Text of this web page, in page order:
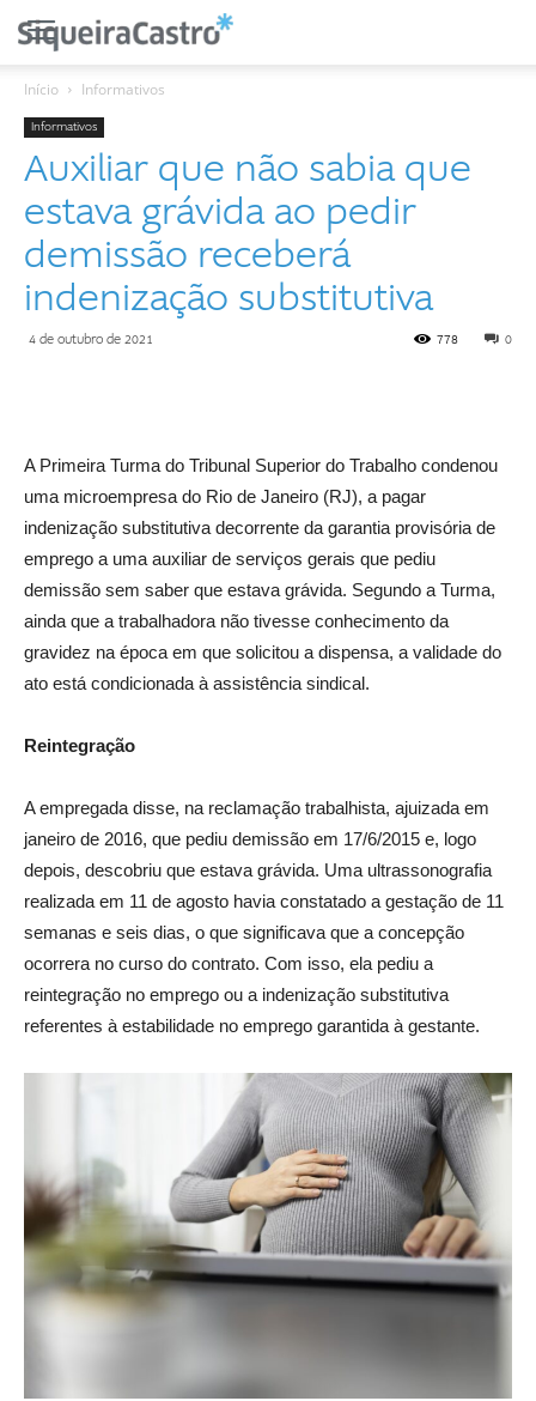
Início Informativos
Informativos
Auxiliar que não sabia que
estava grávida ao pedir
demissão receberá
indenização substitutiva
4 de outubro de 2021 0
778
A Primeira Turma do Tribunal Superior do Trabalho condenou
uma microempresa do Rio de Janeiro (RJ), a pagar
indenização substitutiva decorrente da garantia provisória de
emprego a uma auxiliar de serviços gerais que pediu
demissão sem saber que estava grávida. Segundo a Turma,
ainda que a trabalhadora não tivesse conhecimento da
gravidez na época em que solicitou a dispensa, a validade do
ato está condicionada à assistência sindical.
Reintegração
A empregada disse, na reclamação trabalhista, ajuizada em
janeiro de 2016, que pediu demissão em 17/6/2015 e, logo
depois, descobriu que estava grávida. Uma ultrassonografia
realizada em 11 de agosto havia constatado a gestação de 11
semanas e seis dias, o que significava que a concepção
ocorrera no curso do contrato. Com isso, ela pediu a
reintegração no emprego ou a indenização substitutiva
referentes à estabilidade no emprego garantida à gestante.